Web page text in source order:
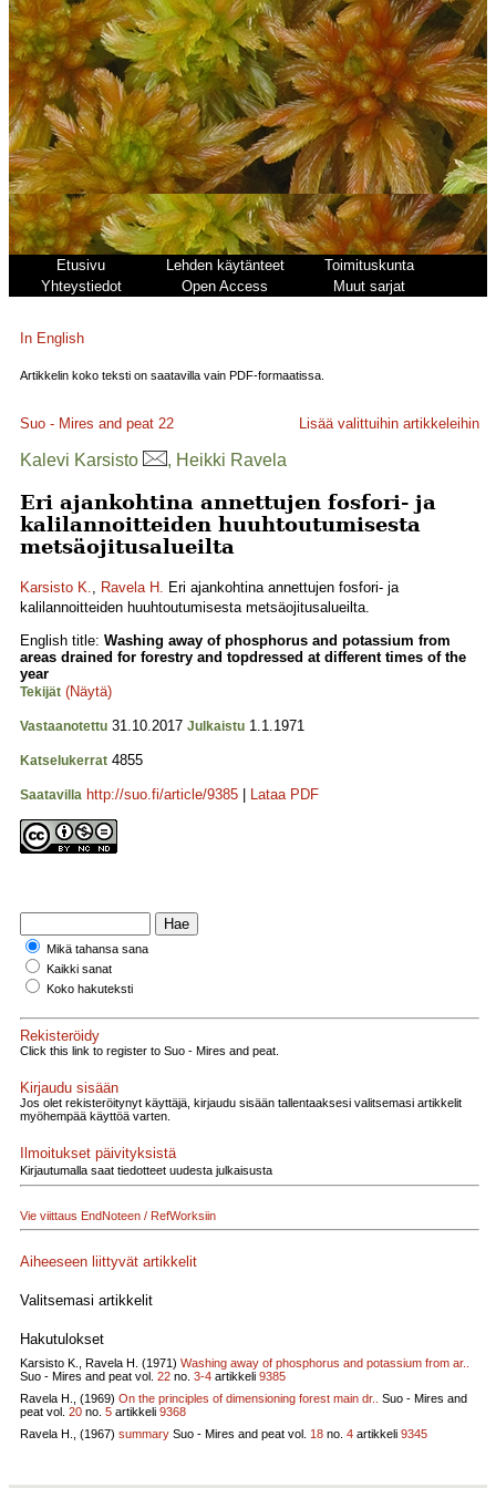
Etusivu Lehden käytänteet
Toimituskunta
Yhteystiedot
Open Access Muut sarjat
In English
Artikkelin koko teksti on saatavilla vain PDF-formaatissa.
Suo - Mires and peat 22 Lisää valittuihin artikkeleihin
Kalevi Karsisto , Heikki Ravela
Eri ajankohtina annettujen fosfori- ja
kalilannoitteiden huuhtoutumisesta
metsäojitusalueilta
Karsisto K., Ravela H. Eri ajankohtina annettujen fosfori- ja
kalilannoitteiden huuhtoutumisesta metsäojitusalueilta.
English title: Washing away of phosphorus and potassium from
areas drained for forestry and topdressed at different times of the
year
Tekijät (Näytä)
Vastaanotettu 31.10.2017 Julkaistu 1.1.1971
Katselukerrat 4855
Saatavilla http://suo.fi/article/9385 Lataa PDF
Mikä tahansa sana
Kaikki sanat
Koko hakuteksti
Rekisteröidy
Click this link to register to Suo - Mires and peat.
Kirjaudu sisään
Jos olet rekisteröitynyt käyttäjä, kirjaudu sisään tallentaaksesi valitsemasi artikkelit
myöhempää käyttöä varten.
Ilmoitukset päivityksistä
Kirjautumalla saat tiedotteet uudesta julkaisusta
Vie viittaus EndNoteen / RefWorksiin
Aiheeseen liittyvät artikkelit
Valitsemasi artikkelit
Hakutulokset
Karsisto K., Ravela H. (1971) Washing away of phosphorus and potassium from ar..
Suo - Mires and peat vol. 22 no. 3-4 artikkeli 9385
Ravela H., (1969) On the principles of dimensioning forest main dr..
Suo - Mires and
peat vol. 20 no. 5 artikkeli 9368
Ravela H., (1967) summary Suo - Mires and peat vol. 18 no. 4 artikkeli 9345